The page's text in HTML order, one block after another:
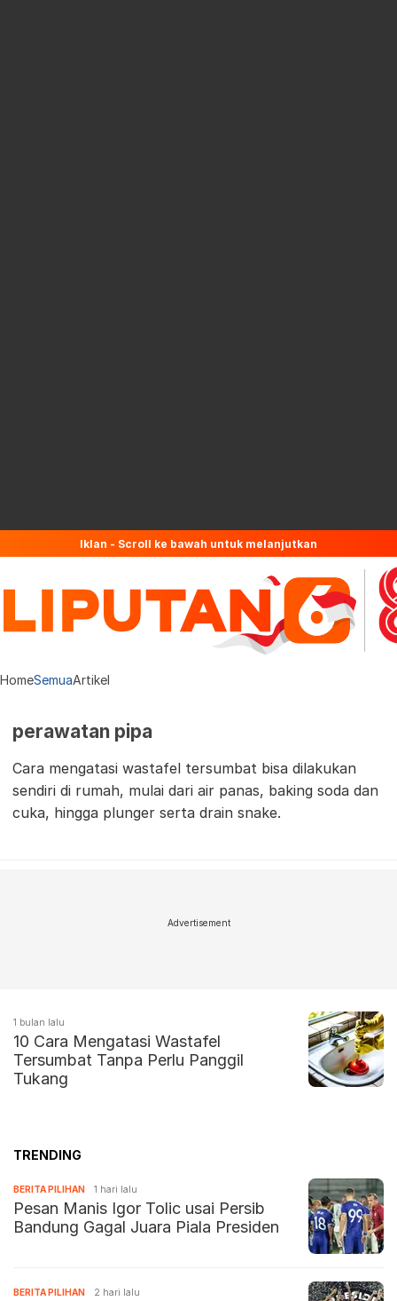
Iklan - Scroll ke bawah untuk melanjutkan
HomeSemuaArtikel
perawatan pipa
Cara mengatasi wastafel tersumbat bisa dilakukan
sendiri di rumah, mulai dari air panas, baking soda dan
cuka, hingga plunger serta drain snake.
Advertisement
1 bulan lalu
10 Cara Mengatasi Wastafel
Tersumbat Tanpa Perlu Panggil
Tukang
TRENDING
BERITA PILIHAN 1 hari lalu
Pesan Manis Igor Tolic usai Persib
Bandung Gagal Juara Piala Presiden
BERITA PILIHAN 2 hari lalu